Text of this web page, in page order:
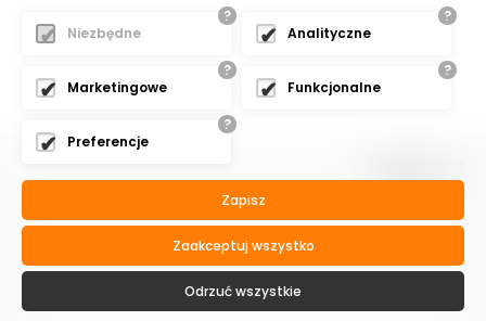
?
Niezbędne
?
Analityczne
?
Marketingowe
?
Funkcjonalne
?
Preferencje
Zapisz
Zaakceptuj wszystko
Odrzuć wszystkie